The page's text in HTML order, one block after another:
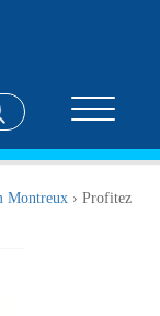
Montreux › Profitez